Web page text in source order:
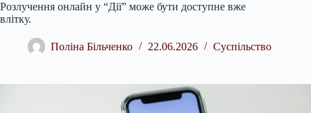
Розлучення онлайн у “Дії” може бути доступне вже
влітку.
Поліна Більченко 22.06.2026 Суспільство